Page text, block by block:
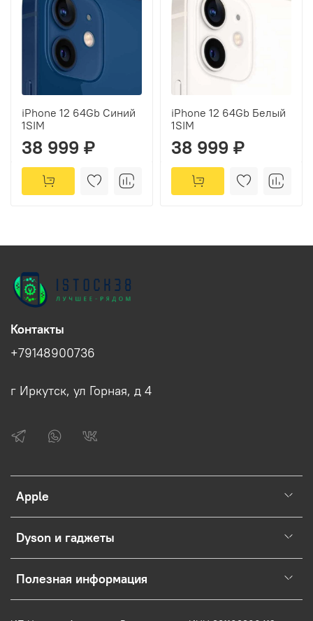
iPhone 12 64Gb Синий
1SIM
38 999 ₽
iPhone 12 64Gb Белый
1SIM
38 999 ₽
Apple
Dyson и гаджеты
Полезная информация
Контакты
+79148900736
г Иркутск, ул Горная, д 4